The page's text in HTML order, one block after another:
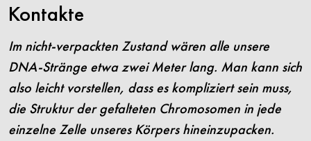
Kontakte
Im nicht-verpackten Zustand wären alle unsere
DNA-Stränge etwa zwei Meter lang. Man kann sich
also leicht vorstellen, dass es kompliziert sein muss,
die Struktur der gefalteten Chromosomen in jede
einzelne Zelle unseres Körpers hineinzupacken.